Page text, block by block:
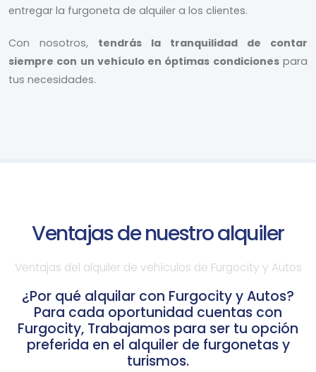
entregar la furgoneta de alquiler a los clientes.
Con nosotros, tendrás la tranquilidad de contar
siempre con un vehículo en óptimas condicionespara
tus necesidades.
Ventajas de nuestro alquiler
Ventajas del alquiler de vehículos de Furgocity y Autos
¿Por qué alquilar con Furgocity y Autos?
Para cada oportunidad cuentas con
Furgocity, Trabajamos para ser tu opción
preferida en el alquiler de furgonetas y
turismos.